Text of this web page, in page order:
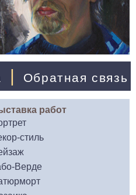
| Обратная связь
работ
стиль
Верде